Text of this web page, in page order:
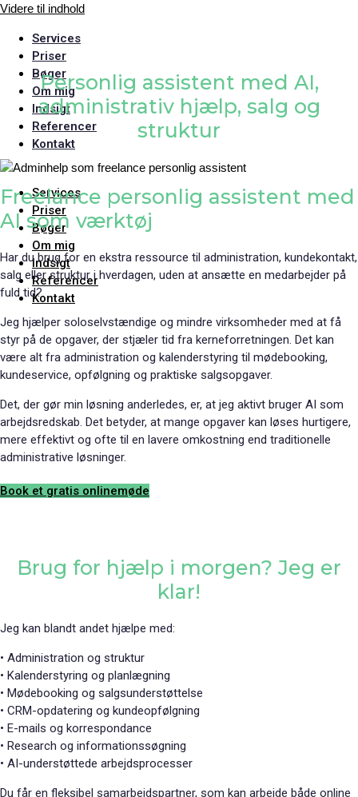
Videre til indhold
Services
Priser
Bøger
Om mig
Indsigt
Referencer
Kontakt
Services
Priser
Bøger
Om mig
Indsigt
Referencer
Kontakt
Personlig assistent med AI,
administrativ hjælp, salg og
struktur
Freelance personlig assistent med
AI som værktøj
Har du brug for en ekstra ressource til administration, kundekontakt,
salg eller struktur i hverdagen, uden at ansætte en medarbejder på
fuld tid?
Jeg hjælper soloselvstændige og mindre virksomheder med at få
styr på de opgaver, der stjæler tid fra kerneforretningen. Det kan
være alt fra administration og kalenderstyring til mødebooking,
kundeservice, opfølgning og praktiske salgsopgaver.
Det, der gør min løsning anderledes, er, at jeg aktivt bruger AI som
arbejdsredskab. Det betyder, at mange opgaver kan løses hurtigere,
mere effektivt og ofte til en lavere omkostning end traditionelle
administrative løsninger.
Book et gratis onlinemøde
Brug for hjælp i morgen? Jeg er
klar!
Jeg kan blandt andet hjælpe med:
• Administration og struktur
• Kalenderstyring og planlægning
• Mødebooking og salgsunderstøttelse
• CRM-opdatering og kundeopfølgning
• E-mails og korrespondance
• Research og informationssøgning
• AI-understøttede arbejdsprocesser
Du får en fleksibel samarbejdspartner, som kan arbejde både online